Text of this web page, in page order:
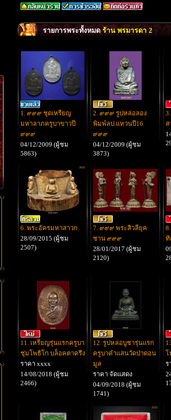
รายการพระทั้งหมดร้าน พรมารดา 2
1. ๙๙๙ ชุดเหรียญ
มหาลาภครูบาขาวปี
๙๙๙
04/12/2009 (ผู้ชม
5863)
2. ๙๙๙ รูปหล่อลอง
พิมพ์ลป.แหวนปี16
๙๙๙
04/12/2009 (ผู้ชม
3873)
ส
6. พระอัครมหาสาวก
28/09/2015 (ผู้ชม
2507)
7. ๙๙๙ พระสิวลียุค
ชาน ๙๙๙
28/01/2017 (ผู้ชม
2120)
ทิ
11. เหรียญรุ่นแรกครูบา
ชุ่มโพธิโก บล็อคตาครึง
ราคา xxxx
14/08/2018 (ผู้ชม
2466)
12. รูปหล่อบูชารุ่นแรก
ครูบาคำแสนวัดป่าดอน
มูล
ราคา จัดแสดง
04/09/2018 (ผู้ชม
1741)
โ
ร